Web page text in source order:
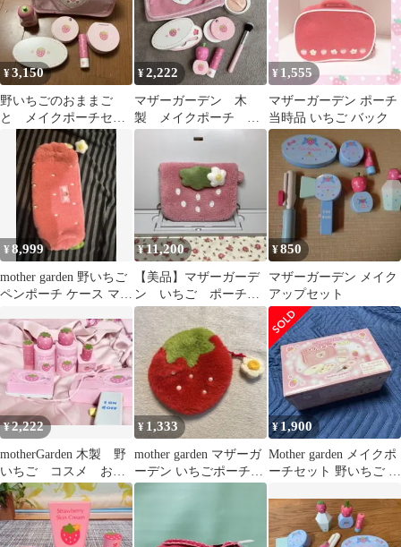
¥3,150
野いちごのおままご
と メイクポーチセッ
ト マザーガーデン 木
製おままごと
¥2,222
マザーガーデン 木
製 メイクポーチ い
ちご ピンク
¥ 1,555
マザーガーデン ポーチ
当時品 いちご バック
¥8,999
mother garden 野いちご
ペンポーチ ケース マザ
¥11,200
【美品】マザーガーデ
ン いちご ポーチ
ポケットティッシュケ
ース 小物入れ レア
¥850
マザーガーデン メイク
アップセット
¥2,222
motherGarden 木製 野
いちご コスメ おま
まごと
¥ 1,333
mother garden マザーガ
ーデン いちごポーチ
レア
¥1,900
Mother garden メイクポ
ーチセット 野いちご お